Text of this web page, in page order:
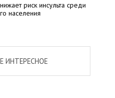
риск инсульта среди
населения
ИНТЕРЕСНОЕ